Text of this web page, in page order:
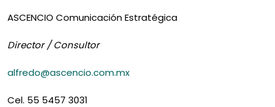
ASCENCIO Comunicación Estratégica
Director / Consultor
alfredo@ascencio.com.mx
Cel. 55 5457 3031